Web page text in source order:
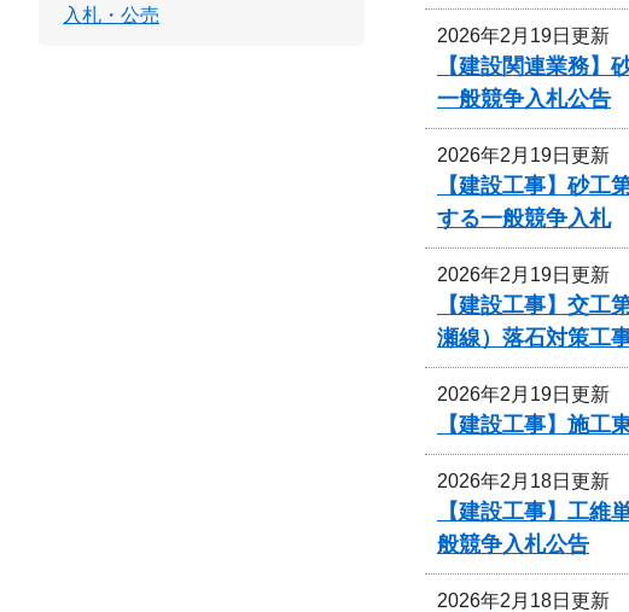
2026年2月19日更新
【建設関連業務】
一般競争入札公告
2026年2月19日更新
【建設工事】砂
する一般競争入札
2026年2月19日更新
【建設工事】交工
瀬線）落石対策工
2026年2月19日更新
【建設工事】施工
2026年2月18日更新
【建設工事】工
般競争入札公告
2026年2月18日更新
入札・公売